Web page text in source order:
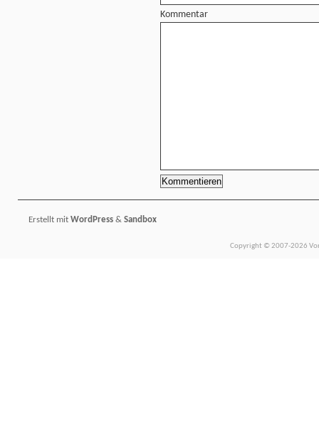
Kommentar
Erstellt mit WordPress & Sandbox
Copyright © 2007-2026